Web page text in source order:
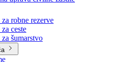
uprava za inspekcijske poslove
uprava civilne zaštite
robne rezerve
ceste